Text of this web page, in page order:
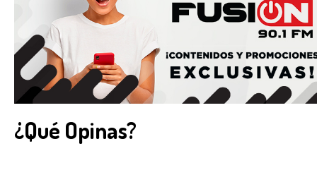
¿Qué Opinas?